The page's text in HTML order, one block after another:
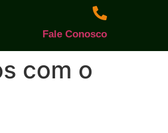
Fale Conosco
com o